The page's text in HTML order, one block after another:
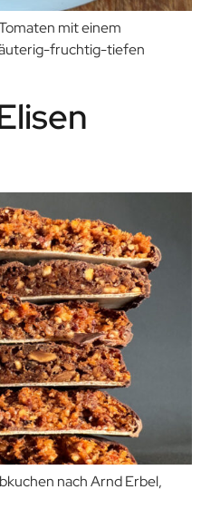
mit einem
fruchtig-tiefen
nach Arnd Erbel,